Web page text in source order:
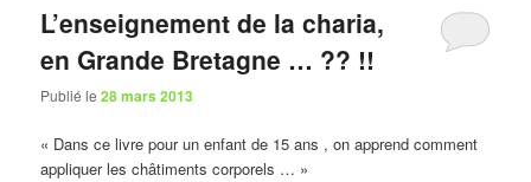
L’enseignement de la charia,
en Grande Bretagne … ?? !!
Publié le28 mars 2013
« Dans ce livre pour un enfant de 15 ans , on apprend comment
appliquer les châtiments corporels … »